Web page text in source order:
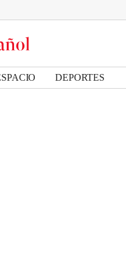
DEPORTES